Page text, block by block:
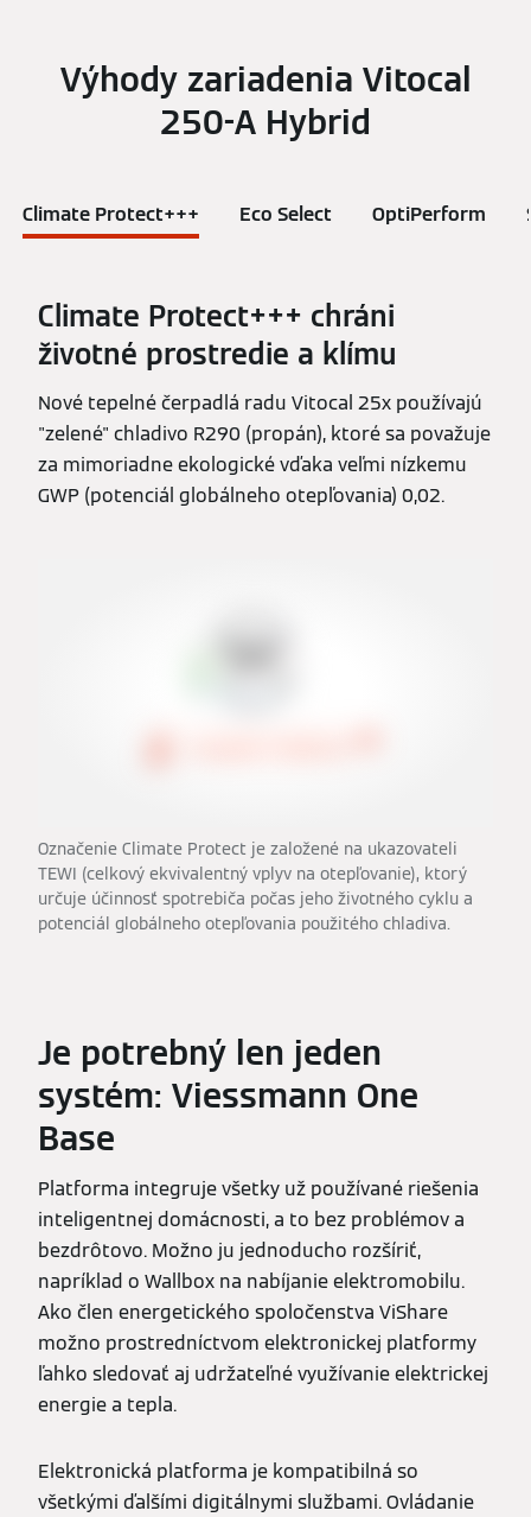
Výhody zariadenia Vitocal
250-A Hybrid
Climate Protect+++ Eco Select OptiPerform
Climate Protect+++ chráni
životné prostredie a klímu
Nové tepelné čerpadlá radu Vitocal 25x používajú
"zelené" chladivo R290 (propán), ktoré sa považuje
za mimoriadne ekologické vďaka veľmi nízkemu
GWP (potenciál globálneho otepľovania) 0,02.
Označenie Climate Protect je založené na ukazovateli
TEWI (celkový ekvivalentný vplyv na otepľovanie), ktorý
určuje účinnosť spotrebiča počas jeho životného cyklu a
potenciál globálneho otepľovania použitého chladiva.
Je potrebný len jeden
systém: Viessmann One
Base
Platforma integruje všetky už používané riešenia
inteligentnej domácnosti, a to bez problémov a
bezdrôtovo. Možno ju jednoducho rozšíriť,
napríklad o Wallbox na nabíjanie elektromobilu.
Ako člen energetického spoločenstva ViShare
možno prostredníctvom elektronickej platformy
ľahko sledovať aj udržateľné využívanie elektrickej
energie a tepla.
Elektronická platforma je kompatibilná so
všetkými ďalšími digitálnymi službami. Ovládanie